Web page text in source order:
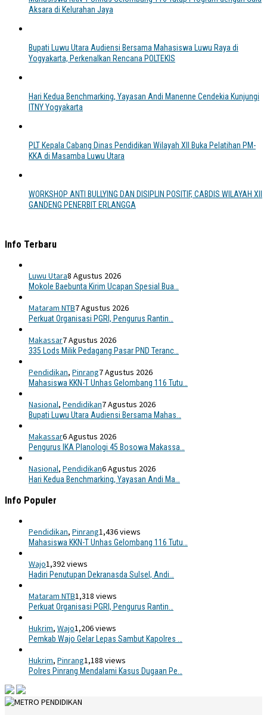
Aksara di Kelurahan Jaya
Bupati Luwu Utara Audiensi Bersama Mahasiswa Luwu Raya di
Yogyakarta, Perkenalkan Rencana POLTEKIS
Hari Kedua Benchmarking, Yayasan Andi Manenne Cendekia Kunjungi
ITNY Yogyakarta
PLT Kepala Cabang Dinas Pendidikan Wilayah XII Buka Pelatihan PM-
KKA di Masamba Luwu Utara
WORKSHOP ANTI BULLYING DAN DISIPLIN POSITIF, CABDIS WILAYAH XII
GANDENG PENERBIT ERLANGGA
Info Terbaru
Luwu Utara8 Agustus 2026
Mokole Baebunta Kirim Ucapan Spesial Bua…
Mataram NTB7 Agustus 2026
Perkuat Organisasi PGRI, Pengurus Rantin…
Makassar7 Agustus 2026
335 Lods Milik Pedagang Pasar PND Teranc…
Pendidikan, Pinrang7 Agustus 2026
Mahasiswa KKN-T Unhas Gelombang 116 Tutu…
Nasional, Pendidikan7 Agustus 2026
Bupati Luwu Utara Audiensi Bersama Mahas…
Makassar6 Agustus 2026
Pengurus IKA Planologi 45 Bosowa Makassa…
Nasional, Pendidikan6 Agustus 2026
Hari Kedua Benchmarking, Yayasan Andi Ma…
Info Populer
Pendidikan, Pinrang1,436 views
Mahasiswa KKN-T Unhas Gelombang 116 Tutu…
Wajo1,392 views
Hadiri Penutupan Dekranasda Sulsel, Andi…
Mataram NTB1,318 views
Perkuat Organisasi PGRI, Pengurus Rantin…
Hukrim, Wajo1,206 views
Pemkab Wajo Gelar Lepas Sambut Kapolres …
Hukrim, Pinrang1,188 views
Polres Pinrang Mendalami Kasus Dugaan Pe…